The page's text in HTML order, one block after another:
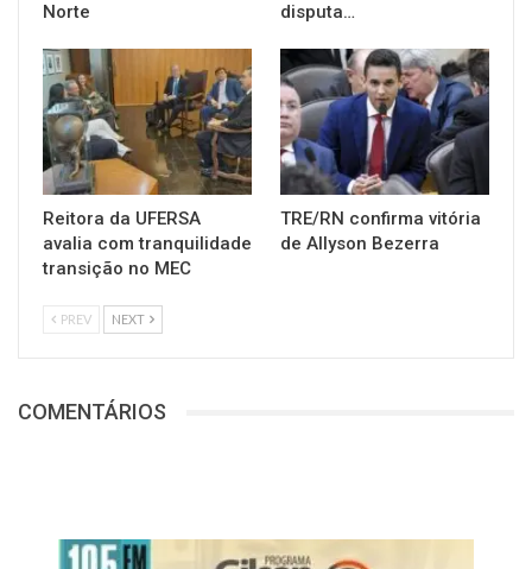
Norte
disputa…
Reitora da UFERSA
avalia com tranquilidade
transição no MEC
TRE/RN confirma vitória
de Allyson Bezerra
PREV NEXT
COMENTÁRIOS